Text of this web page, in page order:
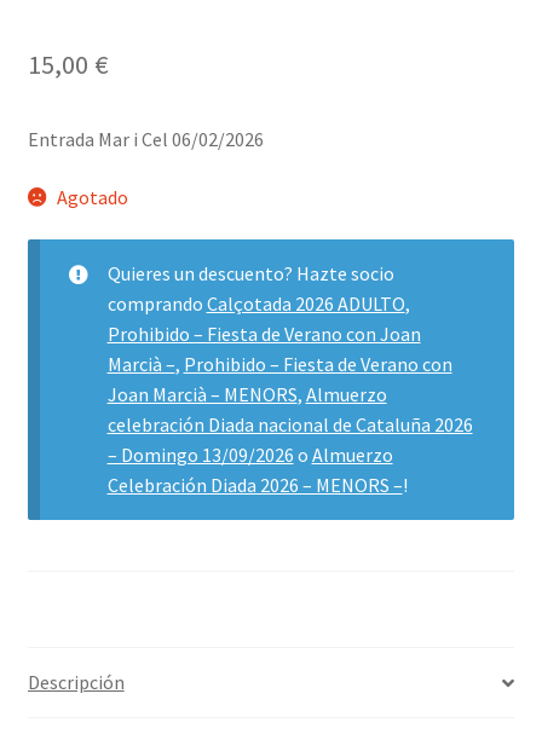
15,00 €
Entrada Mar i Cel 06/02/2026
Agotado
Quieres un descuento? Hazte socio
comprando Calçotada 2026 ADULTO,
Prohibido – Fiesta de Verano con Joan
Marcià –, Prohibido – Fiesta de Verano con
Joan Marcià – MENORS, Almuerzo
celebración Diada nacional de Cataluña 2026
– Domingo 13/09/2026 o Almuerzo
Celebración Diada 2026 – MENORS –!
Descripción